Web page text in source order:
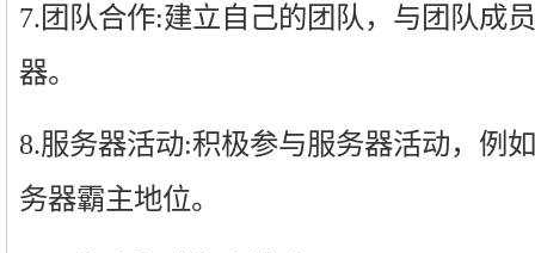
7.团队合作:建立自己的团队，与团队成
器。
8.服务器活动:积极参与服务器活动，例
务器霸主地位。